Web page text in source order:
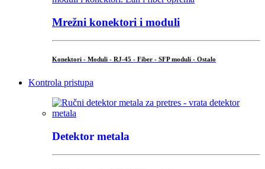
Mrežni konektori i moduli
Konektori - Moduli - RJ-45 - Fiber - SFP moduli - Ostalo
Kontrola pristupa
Detektor metala